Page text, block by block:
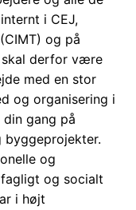
i CEJ,
og på
skal derfor være
med en stor
og organisering i
gang på
byggeprojekter.
og
og socialt
i højt